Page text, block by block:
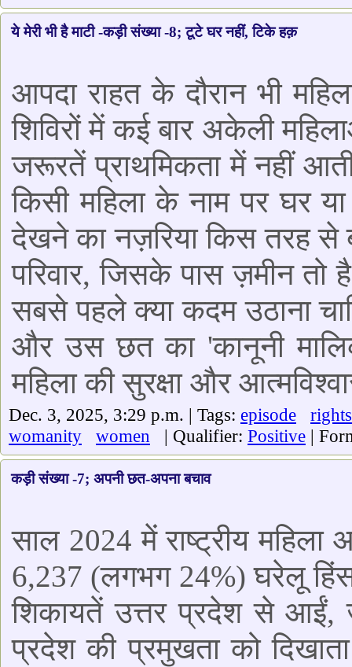
ये मेरी भी है माटी -कड़ी संख्या -8; टूटे घर नहीं, टिके हक़
आपदा राहत के दौरान भी
शिविरों में कई बार अकेली
जरूरतें प्राथमिकता में नहीं
किसी महिला के नाम पर घर
देखने का नज़रिया किस तरह
परिवार, जिसके पास ज़मीन तो
सबसे पहले क्या कदम उठाना
और उस छत का 'कानूनी
महिला की सुरक्षा और
Dec. 3, 2025, 3:29 p.m. | Tags: episode
rights
womanity
women | Qualifier: Positive |
कड़ी संख्या -7; अपनी छत-अपना बचाव
साल 2024 में राष्ट्रीय
6,237 (लगभग 24%) घरेलू
शिकायतें उत्तर प्रदेश से आईं,
प्रदेश की प्रमुखता को